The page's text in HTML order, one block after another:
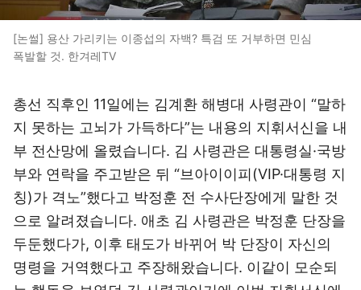
[논썰] 용산 가리키는 이종섭의 자백? 특검 또 거부하면 민심
폭발할 것. 한겨레TV
총선 직후인 11일에는 김계환 해병대 사령관이 “말하
지 못하는 고뇌가 가득하다”는 내용의 지휘서신을 내
부 전산망에 올렸습니다. 김 사령관은 대통령실·국방
부와 연락을 주고받은 뒤 “브아이이피(VIP·대통령 지
칭)가 격노”했다고 박정훈 전 수사단장에게 말한 것
으로 알려졌습니다. 애초 김 사령관은 박정훈 단장을
두둔했다가, 이후 태도가 바뀌어 박 단장이 자신의
명령을 거역했다고 주장해왔습니다. 이같이 모순되